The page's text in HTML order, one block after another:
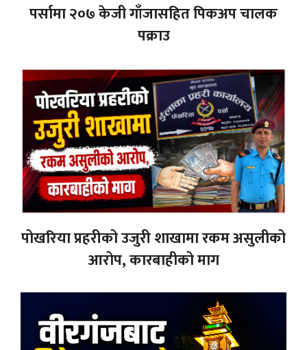
पर्सामा २०७ केजी गाँजासहित पिकअप चालक
पक्राउ
पोखरिया प्रहरीको उजुरी शाखामा रकम असुलीको
आरोप, कारबाहीको माग